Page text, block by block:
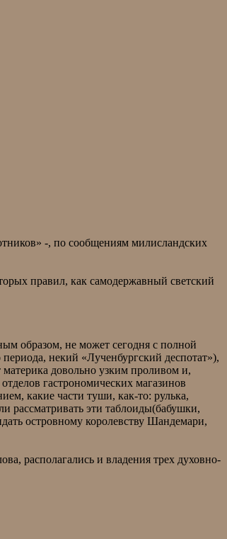
-, по сообщениям милисландских
правил, как самодержавный светский
образом, не может сегодня с полной
некий «Лученбургский деспотат»),
материка довольно узким проливом и,
гастрономических магазинов
какие части туши, как-то: рулька,
рассматривать эти таблоиды(бабушки,
островному королевству Шандемари,
располагались и владения трех духовно-